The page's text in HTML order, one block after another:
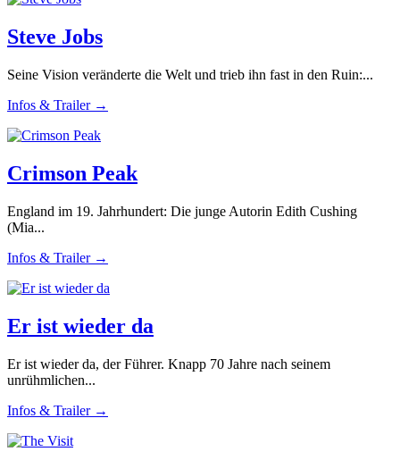
Steve Jobs
Seine Vision veränderte die Welt und trieb ihn fast in den Ruin:...
Infos & Trailer →
Crimson Peak
England im 19. Jahrhundert: Die junge Autorin Edith Cushing
(Mia...
Infos & Trailer →
Er ist wieder da
Er ist wieder da, der Führer. Knapp 70 Jahre nach seinem
unrühmlichen...
Infos & Trailer →